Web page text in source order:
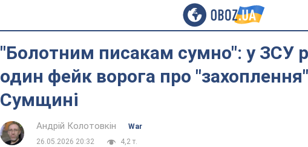
"Болотним писакам сумно": у ЗСУ
один фейк ворога про
Сумщині
Андрій Колотовкін
War
26.05.2026 20:32
4,2 т.